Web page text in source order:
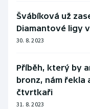
Švábíková už
Diamantové ligy
30. 8. 2023
Příběh, který by
bronz, nám řekla
čtvrtkaři
31. 8. 2023